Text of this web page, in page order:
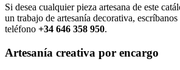
Si desea cualquier pieza artesana de este
un trabajo de artesanía decorativa, escríbanos
teléfono +34 646 358 950.
Artesanía creativa por encargo